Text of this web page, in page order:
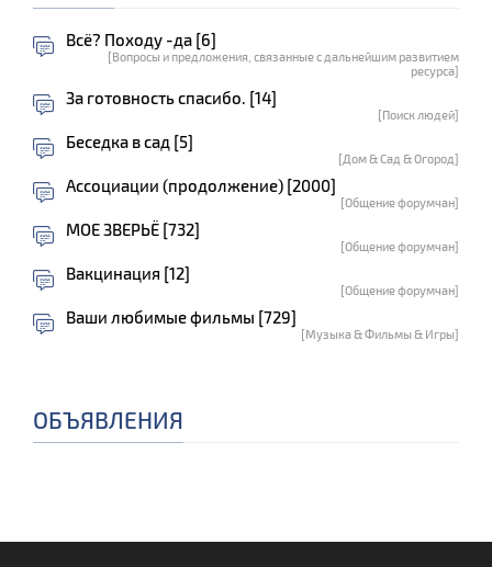
Всё? Походу -да [6]
[Вопросы и предложения, связанные с дальнейшим развитием
ресурса]
За готовность спасибо. [14]
[Поиск людей]
Беседка в сад [5]
[Дом & Сад & Огород]
Ассоциации (продолжение) [2000]
[Общение форумчан]
МОЕ ЗВЕРЬЁ [732]
[Общение форумчан]
Вакцинация [12]
[Общение форумчан]
Ваши любимые фильмы [729]
[Музыка & Фильмы & Игры]
ОБЪЯВЛЕНИЯ